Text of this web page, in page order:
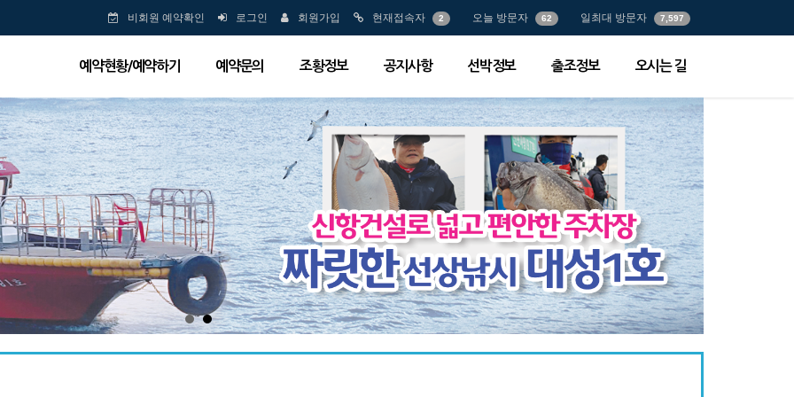
비회원 예약확인 로그인 회원가입 현재접속자 2 오늘 방문자 62 일최대 방문자 7,597
예약현황/예약하기 예약문의 조황정보 공지사항 선박정보 출조정보 오시는 길